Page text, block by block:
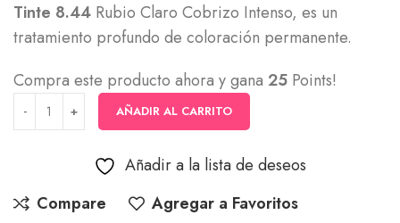
Tinte 8.44 Rubio Claro Cobrizo Intenso, es un
tratamiento profundo de coloración permanente.
Compra este producto ahora y gana 25 Points!
AÑADIR AL CARRITO
Añadir a la lista de deseos
Compare
Agregar a Favoritos